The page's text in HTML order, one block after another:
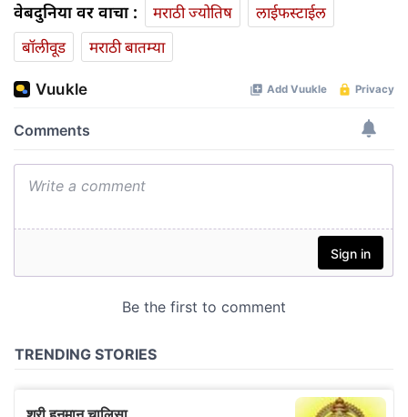
वेबदुनिया वर वाचा : मराठी ज्योतिष
लाईफस्टाईल
बॉलीवूड
मराठी बातम्या